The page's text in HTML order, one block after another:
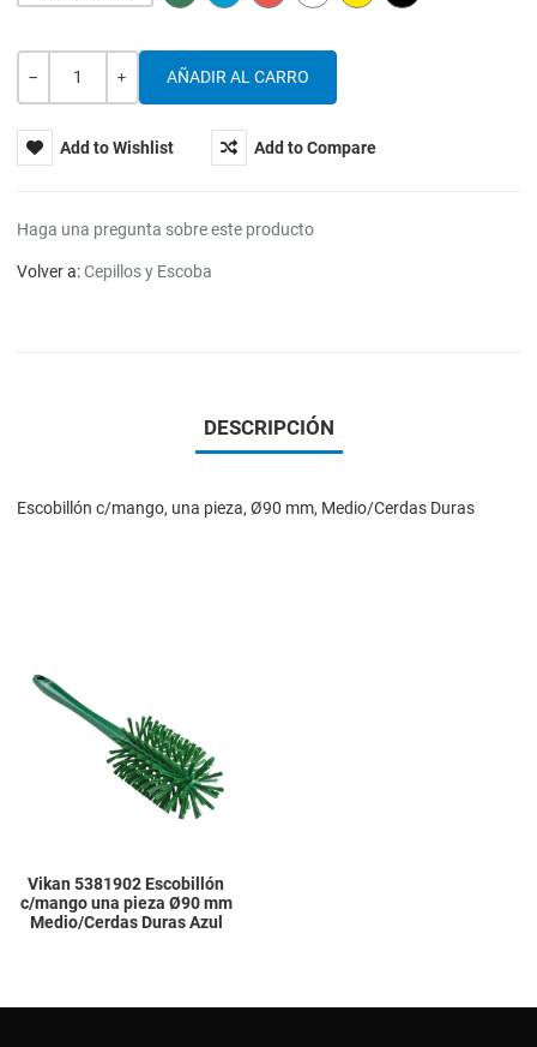
Cantidad
Add to Wishlist Add to Compare
Haga una pregunta sobre este producto
Volver a:Cepillos y Escoba
DESCRIPCIÓN
Escobillón c/mango, una pieza, Ø90 mm, Medio/Cerdas Duras
Vikan 5381902 Escobillón
c/mango una pieza Ø90 mm
Medio/Cerdas Duras Azul